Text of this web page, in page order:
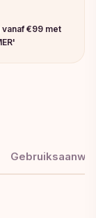
€99 met